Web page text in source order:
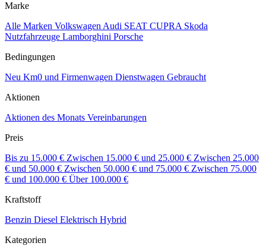
Marke
Alle Marken Volkswagen Audi SEAT CUPRA Skoda
Nutzfahrzeuge Lamborghini Porsche
Bedingungen
Neu Km0 und Firmenwagen Dienstwagen Gebraucht
Aktionen
Aktionen des Monats Vereinbarungen
Preis
Bis zu 15.000 € Zwischen 15.000 € und 25.000 € Zwischen 25.000
€ und 50.000 € Zwischen 50.000 € und 75.000 € Zwischen 75.000
€ und 100.000 € Über 100.000 €
Kraftstoff
Benzin Diesel Elektrisch Hybrid
Kategorien